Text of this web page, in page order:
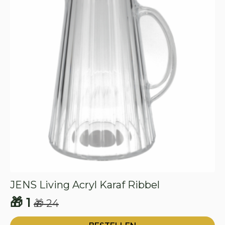
JENS Living Acryl Karaf Ribbel
🎁24
Oorspronkelijke
🎁 1
Huidige